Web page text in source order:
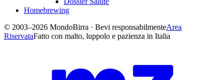
Homebrewing
© 2003–2026 MondoBirra · Bevi responsabilmenteArea
RiservataFatto con malto, luppolo e pazienza in Italia